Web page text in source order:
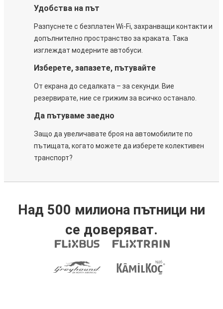
Удобства на път
Разпуснете с безплатен Wi-Fi, захранващи контакти и
допълнително пространство за краката. Така
изглеждат модерните автобуси.
Изберете, запазете, пътувайте
От екрана до седалката – за секунди. Вие
резервирате, ние се грижим за всичко останало.
Да пътуваме заедно
Защо да увеличавате броя на автомобилите по
пътищата, когато можете да изберете колективен
транспорт?
Над 500 милиона пътници ни
се доверяват.